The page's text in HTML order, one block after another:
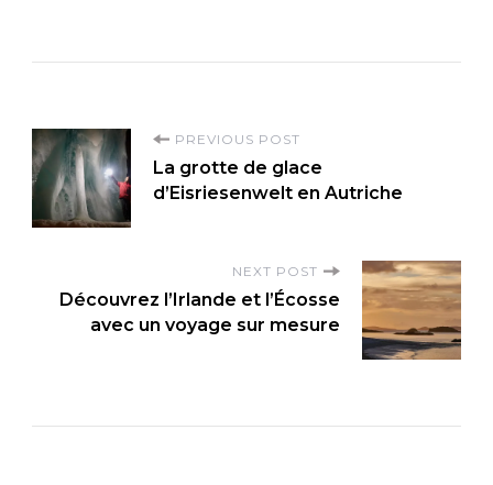
P
o
s
PREVIOUS POST
La grotte de glace
d’Eisriesenwelt en Autriche
NEXT POST
Découvrez l’Irlande et l’Écosse
avec un voyage sur mesure